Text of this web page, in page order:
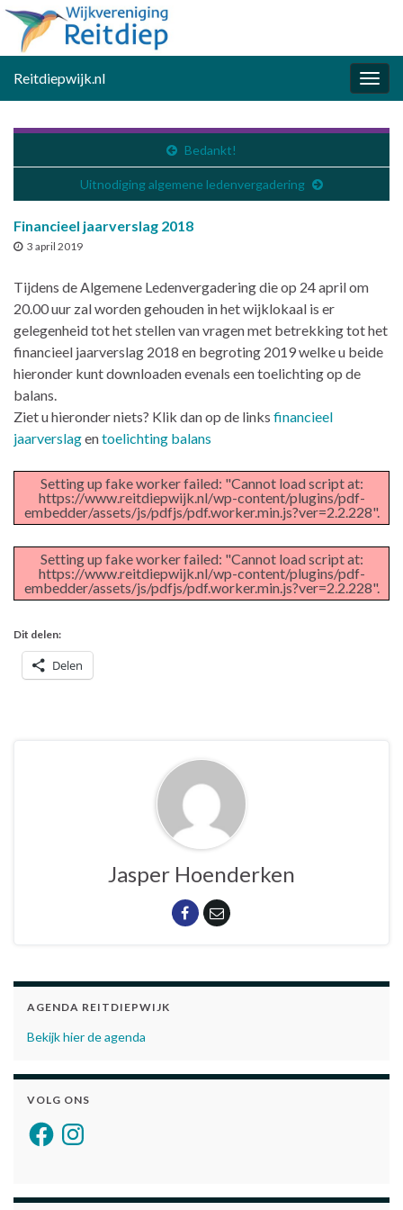
Reitdiepwijk.nl
Bedankt!
Uitnodiging algemene ledenvergadering
Financieel jaarverslag 2018
3 april 2019
Tijdens de Algemene Ledenvergadering die op 24 april om
20.00 uur zal worden gehouden in het wijklokaal is er
gelegenheid tot het stellen van vragen met betrekking tot het
financieel jaarverslag 2018 en begroting 2019 welke u beide
hieronder kunt downloaden evenals een toelichting op de
balans.
Ziet u hieronder niets? Klik dan op de links financieel
jaarverslagentoelichting balans
Setting up fake worker failed: "Cannot load script at:
https://www.reitdiepwijk.nl/wp-content/plugins/pdf-
embedder/assets/js/pdfjs/pdf.worker.min.js?ver=2.2.228".
Setting up fake worker failed: "Cannot load script at:
https://www.reitdiepwijk.nl/wp-content/plugins/pdf-
embedder/assets/js/pdfjs/pdf.worker.min.js?ver=2.2.228".
Dit delen:
Delen
Jasper Hoenderken
AGENDA REITDIEPWIJK
Bekijk hier de agenda
VOLG ONS
FacebookInstagram